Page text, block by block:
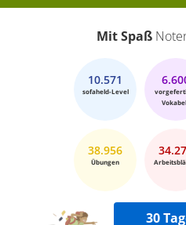
Mit Spaß
10.571
sofaheld-Level
38.956
Übungen
30